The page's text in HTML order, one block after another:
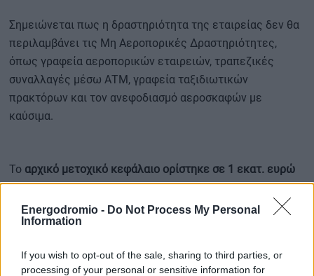
Energodromio - Do Not Process My Personal
Information
If you wish to opt-out of the sale, sharing to third parties, or
processing of your personal or sensitive information for
Σημειώνεται πως η δραστηριότητα της εταιρείας δεν θα
περιλαμβάνει τις Μη Αεροπορικές Δραστηριότητες,
όπως γραφεία αεροπορικών εταιρειών, τραπεζικές
συναλλαγές μέσω ΑΤΜ, γραφεία ταξιδιωτικών
πρακτόρων και τον ανεφοδιασμό αεροσκαφών με
καύσιμα.
Το αρχικό μετοχικό κεφάλαιο ορίστηκε σε 1 εκατ. ευρώ
και η διάρκεια ισχύος της εταιρείας έως τις 04/06/2055.
ΤοΔ.Σ. είναι εξαμελές , με πρόεδρο τον κ.Ohri Amresh,
αντιπρόεδρο τον Πέτρο Σουρέτη και μέλη τους Εμ.
Kuma.